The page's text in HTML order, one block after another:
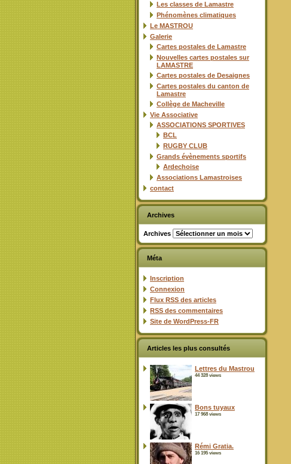
Les classes de Lamastre
Phénomènes climatiques
Le MASTROU
Galerie
Cartes postales de Lamastre
Nouvelles cartes postales sur
LAMASTRE
Cartes postales de Desaignes
Cartes postales du canton de
Lamastre
Collège de Macheville
Vie Associative
ASSOCIATIONS SPORTIVES
BCL
RUGBY CLUB
Grands évènements sportifs
Ardechoise
Associations Lamastroises
contact
Archives
Archives
Méta
Inscription
Connexion
Flux RSS des articles
RSS des commentaires
Site de WordPress-FR
Articles les plus consultés
Lettres du Mastrou
44 328 views
Bons tuyaux
17 968 views
Rémi Gratia.
16 195 views